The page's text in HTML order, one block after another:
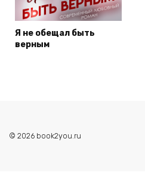
Я не обещал быть
верным
© 2026 book2you.ru